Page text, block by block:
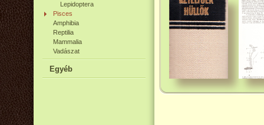
Lepidoptera
Pisces
Amphibia
Reptilia
Mammalia
Vadászat
Egyéb